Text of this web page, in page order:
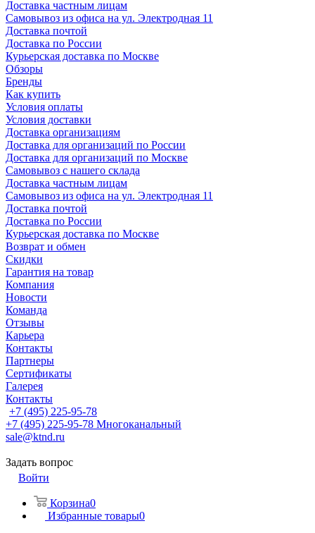
Доставка частным лицам
Самовывоз из офиса на ул. Электродная 11
Доставка почтой
Доставка по России
Курьерская доставка по Москве
Обзоры
Бренды
Как купить
Условия оплаты
Условия доставки
Доставка организациям
Доставка для организаций по России
Доставка для организаций по Москве
Самовывоз с нашего склада
Доставка частным лицам
Самовывоз из офиса на ул. Электродная 11
Доставка почтой
Доставка по России
Курьерская доставка по Москве
Возврат и обмен
Скидки
Гарантия на товар
Компания
Новости
Команда
Отзывы
Карьера
Контакты
Партнеры
Сертификаты
Галерея
Контакты
+7 (495) 225-95-78
+7 (495) 225-95-78 Многоканальный
sale@ktnd.ru
Задать вопрос
Войти
Корзина0
Избранные товары0